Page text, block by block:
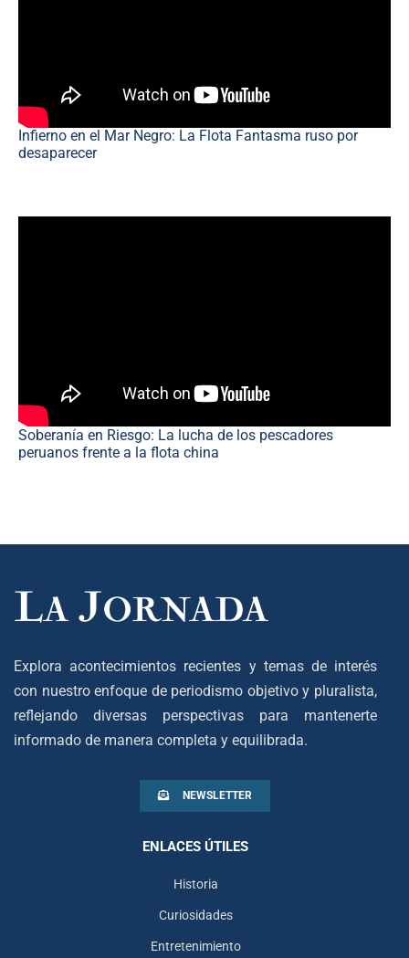
Infierno en el Mar Negro: La Flota Fantasma ruso por
desaparecer
Soberanía en Riesgo: La lucha de los pescadores
peruanos frente a la flota china
Explora acontecimientos recientes y temas de interés
con nuestro enfoque de periodismo objetivo y pluralista,
reflejando diversas perspectivas para mantenerte
informado de manera completa y equilibrada.
NEWSLETTER
ENLACES ÚTILES
Historia
Curiosidades
Entretenimiento